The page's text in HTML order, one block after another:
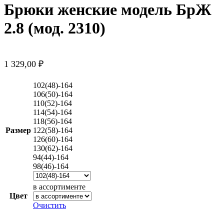
Брюки женские модель БрЖ
2.8 (мод. 2310)
1 329,00 ₽
Размер
102(48)-164
106(50)-164
110(52)-164
114(54)-164
118(56)-164
122(58)-164
126(60)-164
130(62)-164
94(44)-164
98(46)-164
Цвет
в ассортименте
Очистить